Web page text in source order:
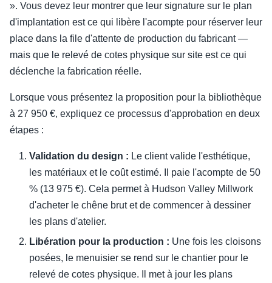
». Vous devez leur montrer que leur signature sur le plan
d'implantation est ce qui libère l'acompte pour réserver leur
place dans la file d'attente de production du fabricant —
mais que le relevé de cotes physique sur site est ce qui
déclenche la fabrication réelle.
Lorsque vous présentez la proposition pour la bibliothèque
à 27 950 €, expliquez ce processus d'approbation en deux
étapes :
Validation du design : Le client valide l'esthétique,
les matériaux et le coût estimé. Il paie l'acompte de 50
% (13 975 €). Cela permet à Hudson Valley Millwork
d'acheter le chêne brut et de commencer à dessiner
les plans d'atelier.
Libération pour la production : Une fois les cloisons
posées, le menuisier se rend sur le chantier pour le
relevé de cotes physique. Il met à jour les plans